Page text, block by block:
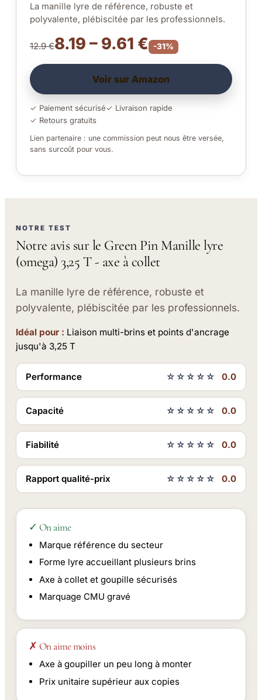
La manille lyre de référence, robuste et
polyvalente, plébiscitée par les professionnels.
12.9 €8.19 – 9.61 € -31%
Voir sur Amazon
✓ Paiement sécurisé✓ Livraison rapide
✓ Retours gratuits
Lien partenaire : une commission peut nous être versée,
sans surcoût pour vous.
NOTRE TEST
Notre avis sur le Green Pin Manille lyre
(omega) 3,25 T - axe à collet
La manille lyre de référence, robuste et
polyvalente, plébiscitée par les professionnels.
Idéal pour : Liaison multi-brins et points d'ancrage
jusqu'à 3,25 T
Performance ☆☆☆☆☆ 0.0
Capacité ☆☆☆☆☆ 0.0
Fiabilité ☆☆☆☆☆ 0.0
Rapport qualité-prix ☆☆☆☆☆ 0.0
✓ On aime
Marque référence du secteur
Forme lyre accueillant plusieurs brins
Axe à collet et goupille sécurisés
Marquage CMU gravé
✗ On aime moins
Axe à goupiller un peu long à monter
Prix unitaire supérieur aux copies